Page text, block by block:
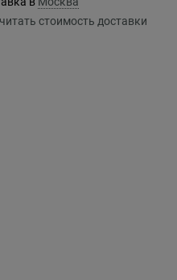
стоимость доставки